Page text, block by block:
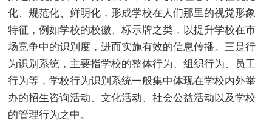
化、规范化、鲜明化，形成学校在人们那里的视觉形象
特征，例如学校的校徽、标示牌之类，以提升学校在市
场竞争中的识别度，进而实施有效的信息传播。三是行
为识别系统，主要指学校的整体行为、组织行为、员工
行为等，学校行为识别系统一般集中体现在学校内外举
办的招生咨询活动、文化活动、社会公益活动以及学校
的管理行为之中。